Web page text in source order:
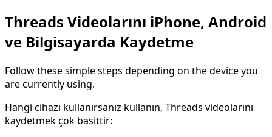
Threads Videolarını iPhone, Android
ve Bilgisayarda Kaydetme
Follow these simple steps depending on the device you
are currently using.
Hangi cihazı kullanırsanız kullanın, Threads videolarını
kaydetmek çok basittir: